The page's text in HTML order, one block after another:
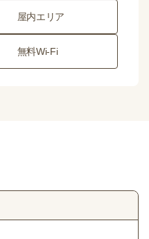
屋内エリア
無料Wi-Fi